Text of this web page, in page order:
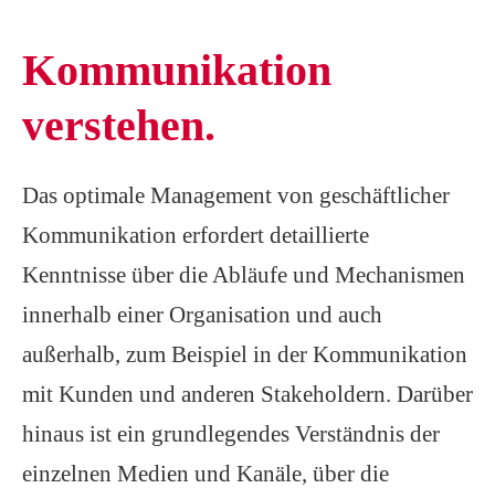
Kommunikation
verstehen.
Das optimale Management von geschäftlicher
Kommunikation erfordert detaillierte
Kenntnisse über die Abläufe und Mechanismen
innerhalb einer Organisation und auch
außerhalb, zum Beispiel in der Kommunikation
mit Kunden und anderen Stakeholdern. Darüber
hinaus ist ein grundlegendes Verständnis der
einzelnen Medien und Kanäle, über die